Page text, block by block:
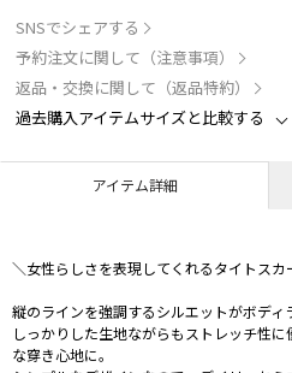
SNSでシェアする
予約注文に関して（注意事項）
返品・交換に関して（返品特約）
過去購入アイテムサイズと比較する
アイテム詳細
＼女性らしさを表現してくれるタイトスカ
縦のラインを強調するシルエットがボディ
しっかりした生地ながらもストレッチ性
な穿き心地に。